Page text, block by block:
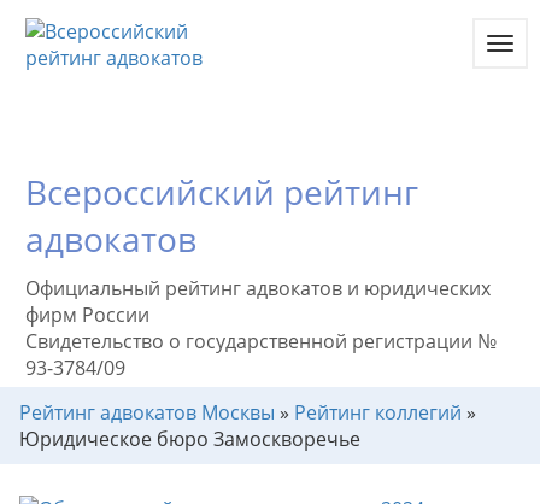
Всероссийский рейтинг
адвокатов
Официальный рейтинг адвокатов и юридических
фирм России
Свидетельство о государственной регистрации №
93-3784/09
Рейтинг адвокатов Москвы » Рейтинг коллегий »
Юридическое бюро Замоскворечье